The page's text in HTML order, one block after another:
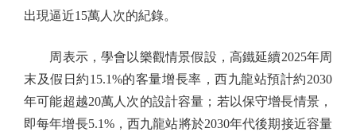
出現逼近15萬人次的紀錄。
周表示，學會以樂觀情景假設，高鐵延續2025年周
末及假日約15.1%的客量增長率，西九龍站預計約2030
年可能超越20萬人次的設計容量；若以保守增長情景，
即每年增長5.1%，西九龍站將於2030年代後期接近容量